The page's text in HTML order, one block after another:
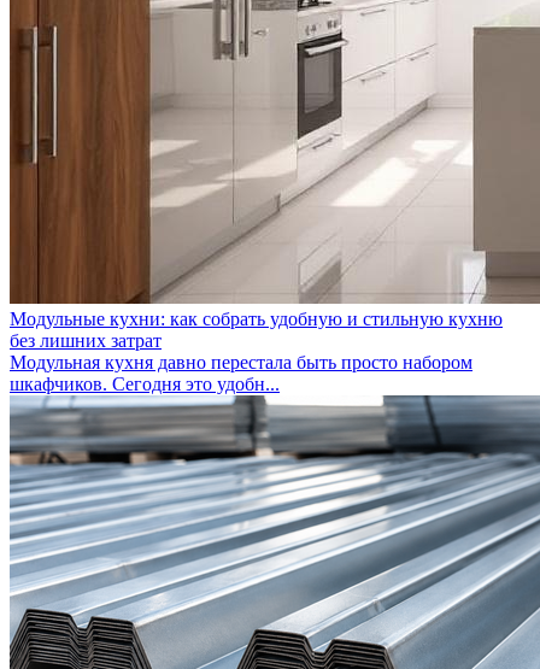
Модульные кухни: как собрать удобную и стильную кухню
без лишних затрат
Модульная кухня давно перестала быть просто набором
шкафчиков. Сегодня это удобн...